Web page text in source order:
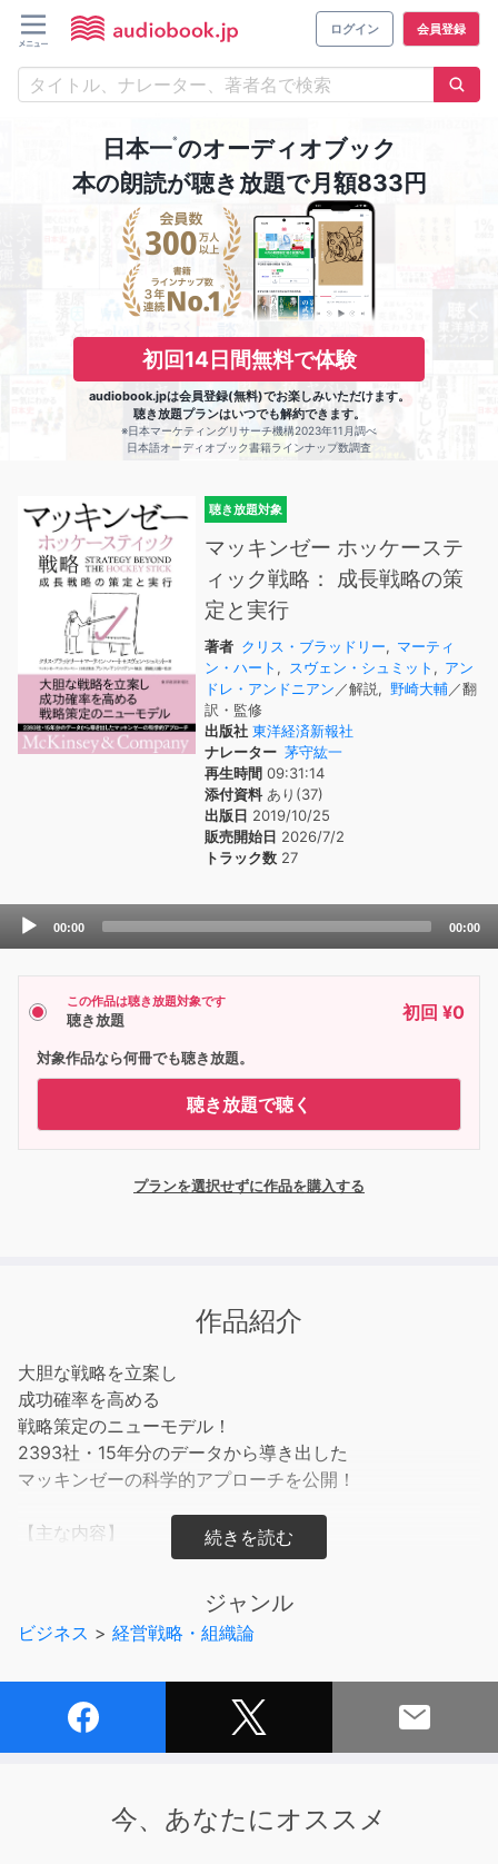
ログイン 会員登録
日本一※のオーディオブック
本の朗読が聴き放題で月額833円
初回14日間無料で体験
audiobook.jpは会員登録(無料)でお楽しみいただけます。
聴き放題プランはいつでも解約できます。
※日本マーケティングリサーチ機構2023年11月調べ
日本語オーディオブック書籍ラインナップ数調査
聴き放題対象
マッキンゼー ホッケーステ
ィック戦略： 成長戦略の策
定と実行
著者 クリス・ブラッドリー, マーティ
ン・ハート , スヴェン・シュミット , アン
ドレ・アンドニアン ／解説, 野崎大輔／翻
訳・監修
出版社 東洋経済新報社
ナレーター 茅守紘一
再生時間 09:31:14
添付資料あり(37)
出版日 2019/10/25
販売開始日 2026/7/2
トラック数 27
Audio
00:00 00:00
この作品は聴き放題対象です
聴き放題 初回 ¥0
対象作品なら何冊でも聴き放題。
聴き放題で聴く
プランを選択せずに作品を購入する
作品紹介
大胆な戦略を立案し
成功確率を高める
戦略策定のニューモデル！
2393社・15年分のデータから導き出した
マッキンゼーの科学的アプローチを公開！
【主な内容】
ＩＮＴＲＯＤＵＣＴＩＯＮ 戦略策定の現場へようこそ
ＣＨＡＰＴＥＲ２ 戦略策定の現場を開かれたものにする
リーバックという現実
ＣＨＡＰＴＥＲ６ 変化の兆しを見極めるには
ジャンル
ビジネス > 経営戦略・組織論
今、あなたにオススメ